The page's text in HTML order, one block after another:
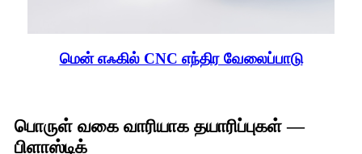
மென் எஃகில் CNC எந்திர வேலைப்பாடு
பொருள் வகை வாரியாக தயாரிப்புகள் —
பிளாஸ்டிக்